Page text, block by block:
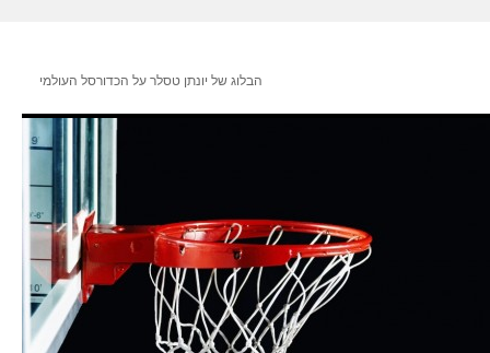
הבלוג של יונתן טסלר על הכדורסל העולמי